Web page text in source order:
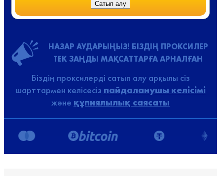
Сатып алу
НАЗАР АУДАРЫҢЫЗ! БІЗДІҢ ПРОКСИЛЕР
ТЕК ЗАҢДЫ МАҚСАТТАРҒА АРНАЛҒАН
Біздің проксилерді сатып алу арқылы сіз
шарттармен келісесіз пайдаланушы келісімі
және құпиялылық саясаты